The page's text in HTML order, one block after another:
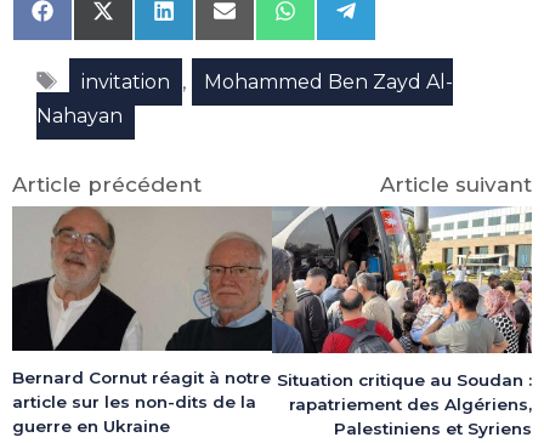
Share
on
Facebook
Share
on
X
(Twitter)
Share
on
LinkedIn
Share
on
Email
Share
on
WhatsApp
Share
on
Telegram
Étiquettes
invitation ,
Mohammed Ben Zayd Al-
Nahayan
Article précédent
Bernard Cornut réagit à notre
article sur les non-dits de la
guerre en Ukraine
Article suivant
Situation critique au Soudan :
rapatriement des Algériens,
Palestiniens et Syriens